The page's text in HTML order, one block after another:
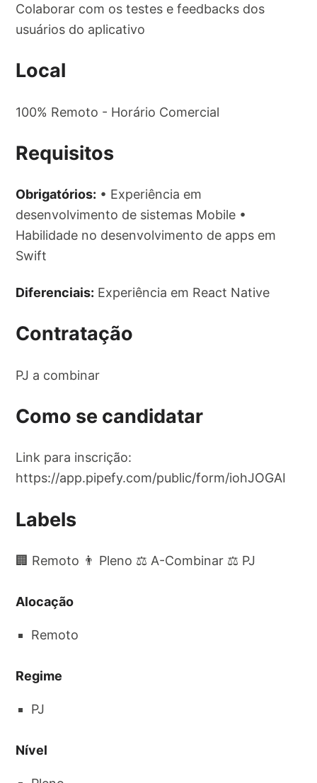
Colaborar com os testes e feedbacks dos
usuários do aplicativo
Local
100% Remoto - Horário Comercial
Requisitos
Obrigatórios: • Experiência em
desenvolvimento de sistemas Mobile •
Habilidade no desenvolvimento de apps em
Swift
Diferenciais: Experiência em React Native
Contratação
PJ a combinar
Como se candidatar
Link para inscrição:
https://app.pipefy.com/public/form/iohJOGAI
Labels
🏢 Remoto 👨 Pleno ⚖️ A-Combinar ⚖️ PJ
Alocação
Remoto
Regime
PJ
Nível